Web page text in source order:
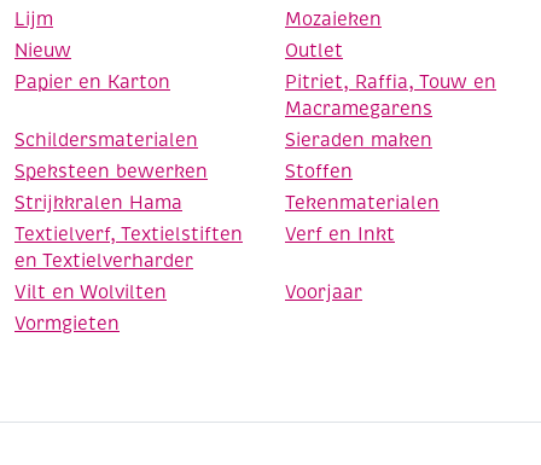
Lijm
Mozaieken
Nieuw
Outlet
Papier en Karton
Pitriet, Raffia, Touw en
Macramegarens
Schildersmaterialen
Sieraden maken
Speksteen bewerken
Stoffen
Strijkkralen Hama
Tekenmaterialen
Textielverf, Textielstiften
en Textielverharder
Verf en Inkt
Vilt en Wolvilten
Voorjaar
Vormgieten